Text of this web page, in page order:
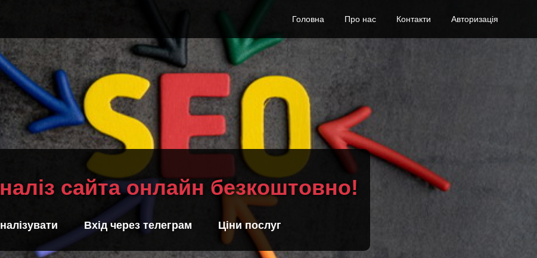
Головна Про нас Контакти Авторизація
сайта онлайн безкоштовно!
Вхід через телеграм Ціни послуг